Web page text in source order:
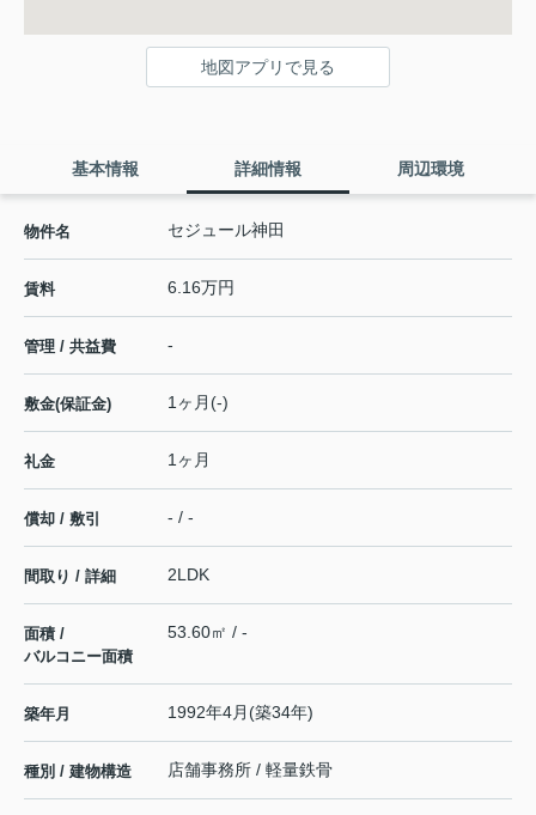
地図アプリで見る
基本情報 詳細情報 周辺環境
物件名 セジュール神田
賃料 6.16万円
管理 / 共益費 -
敷金(保証金) 1ヶ月(-)
礼金 1ヶ月
償却 / 敷引 - / -
間取り / 詳細 2LDK
面積 /
バルコニー面積
53.60㎡ / -
築年月 1992年4月(築34年)
種別 / 建物構造 店舗事務所 / 軽量鉄骨